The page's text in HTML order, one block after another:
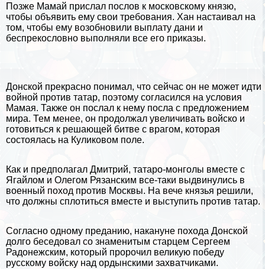
Позже Мамай прислал послов к московскому князю,
чтобы объявить ему свои требования. Хан настаивал на
том, чтобы ему возобновили выплату дани и
беспрекословно выполняли все его приказы.
Донской прекрасно понимал, что сейчас он не может идти
войной против татар, поэтому согласился на условия
Мамая. Также он послал к нему посла с предложением
мира. Тем менее, он продолжал увеличивать войско и
готовиться к решающей битве с врагом, которая
состоялась на Куликовом поле.
Как и предполагал Дмитрий, татаро-монголы вместе с
Ягайлом и Олегом Рязанским все-таки выдвинулись в
военный поход против Москвы. На вече князья решили,
что должны сплотиться вместе и выступить против татар.
Согласно одному преданию, накануне похода Донской
долго беседовал со знаменитым старцем Сергеем
Радонежским, который пророчил великую победу
русскому войску над ордынскими захватчиками.